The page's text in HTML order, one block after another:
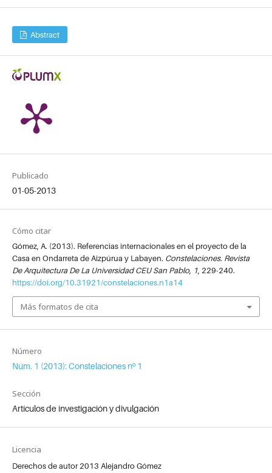
Abstract
Publicado
01-05-2013
Número
Núm. 1 (2013): Constelaciones nº 1
Sección
Artículos de investigación y divulgación
Licencia
Derechos de autor 2013 Alejandro Gómez
Cómo citar
Gómez, A. (2013). Referencias internacionales en el proyecto de la
Casa en Ondarreta de Aizpúrua y Labayen. Constelaciones. Revista
De Arquitectura De La Universidad CEU San Pablo, 1, 229-240.
https://doi.org/10.31921/constelaciones.n1a14
Más formatos de cita